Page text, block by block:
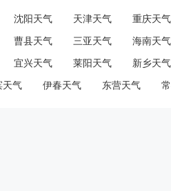
沈阳天气 天津天气 重庆天气
曹县天气 三亚天气 海南天气
宜兴天气 莱阳天气 新乡天气
天气 伊春天气 东营天气